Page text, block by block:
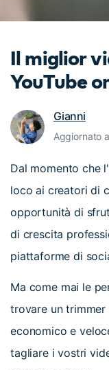
Tip per YouTube
Apprendimento
Il miglior
YouTube
Gianni
Aggiornato
Dal momento che
loco ai creatori di
opportunità di
di crescita
piattaforme di
Ma come mai le
trovare un trimmer
economico e
tagliare i vostri